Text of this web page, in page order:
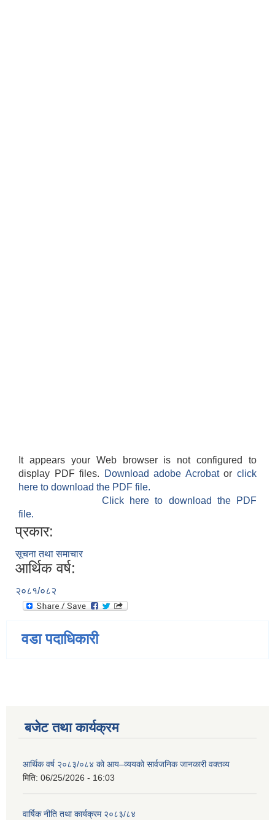
It appears your Web browser is not configured to
display PDF files.
Download adobe Acrobatorclick
here to download the PDF file.
Click here to download the PDF
file.
प्रकार:
सूचना तथा समाचार
आर्थिक वर्ष:
२०८१/०८२
वडा पदाधिकारी
बजेट तथा कार्यक्रम
आर्थिक वर्ष २०८३/०८४ को आय–व्ययको सार्वजनिक जानकारी वक्तव्य
मिति: 06/25/2026 - 16:03
वार्षिक नीति तथा कार्यक्रम २०८३/८४